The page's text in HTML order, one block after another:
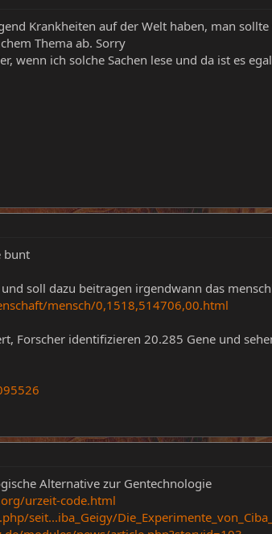
Krankheiten auf der Welt haben, man
Thema ab. Sorry
wenn ich solche Sachen lese und da ist es
bunt
soll dazu beitragen irgendwann das
mensch/0,1518,514706,00.html
Forscher identifizieren 20.285 Gene und
Alternative zur Gentechnologie
urzeit-code.html
seit...iba_Geigy/